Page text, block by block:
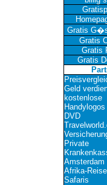
Gratis
Gratis
Gratis
Gratis
Geld
kostenlose
Handylogos
DVD
Private
Amsterdam
Afrika-
Safaris